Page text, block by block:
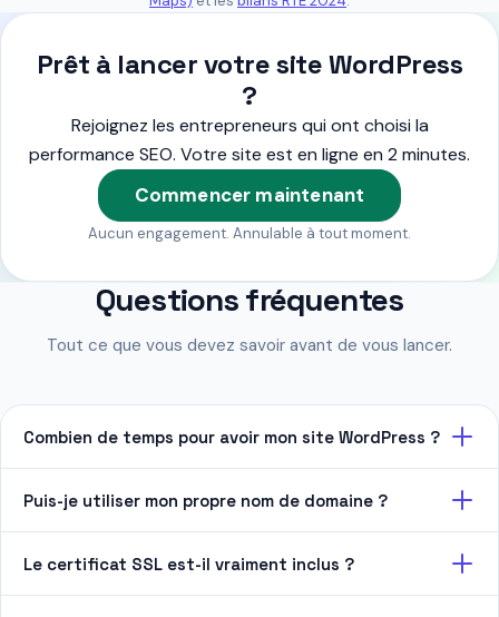
Prêt à lancer votre site WordPress
?
Rejoignez les entrepreneurs qui ont choisi la
performance SEO. Votre site est en ligne en 2 minutes.
Commencer maintenant
Aucun engagement. Annulable à tout moment.
Questions fréquentes
Tout ce que vous devez savoir avant de vous lancer.
Combien de temps pour avoir mon site WordPress ?
Puis-je utiliser mon propre nom de domaine ?
Le certificat SSL est-il vraiment inclus ?